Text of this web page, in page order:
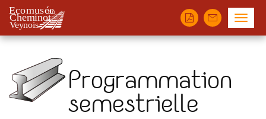
Programmation
semestrielle
Menu
Panneau de gestion des cookies